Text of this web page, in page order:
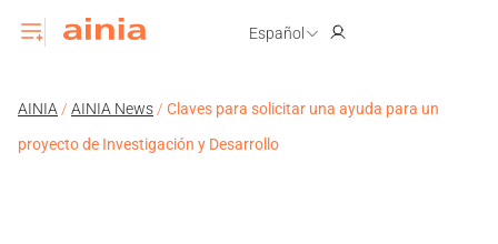
Español
AINIA / AINIA News / Claves para solicitar una ayuda para un
proyecto de Investigación y Desarrollo